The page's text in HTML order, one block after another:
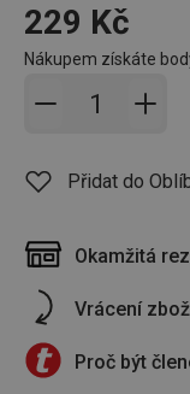
229 Kč
Nákupem získáte
Přidat do
Přidat do
Okamžitá
Vrácení
Proč být